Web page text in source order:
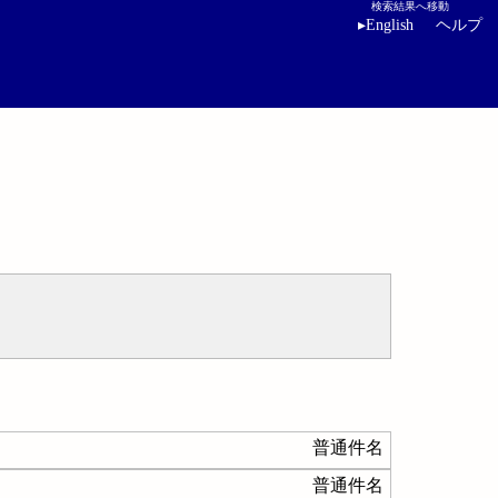
検索結果へ移動
▸English ヘルプ
普通件名
普通件名